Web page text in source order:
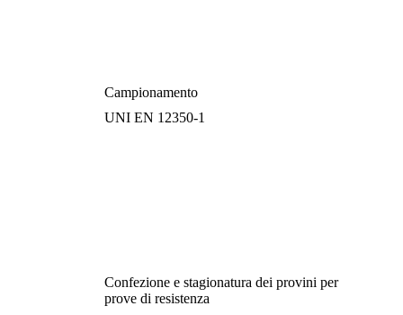
Campionamento
UNI EN 12350-1
Confezione e stagionatura dei provini per
prove di resistenza